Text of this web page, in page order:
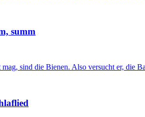
summ
sind die Bienen. Also versucht er, die